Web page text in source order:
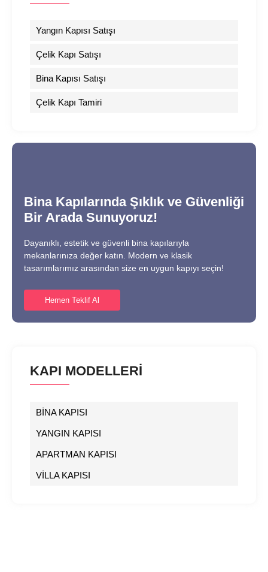
Yangın Kapısı Satışı
Çelik Kapı Satışı
Bina Kapısı Satışı
Çelik Kapı Tamiri
Bina Kapılarında Şıklık ve Güvenliği
Bir Arada Sunuyoruz!
Dayanıklı, estetik ve güvenli bina kapılarıyla
mekanlarınıza değer katın. Modern ve klasik
tasarımlarımız arasından size en uygun kapıyı seçin!
Hemen Teklif Al
KAPI MODELLERİ
BİNA KAPISI
YANGIN KAPISI
APARTMAN KAPISI
VİLLA KAPISI